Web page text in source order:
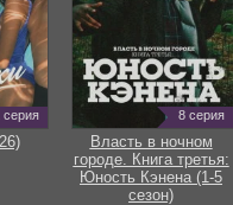
серия 8 серия
Власть в ночном
городе. Книга третья:
Юность Кэнена (1-5
сезон)